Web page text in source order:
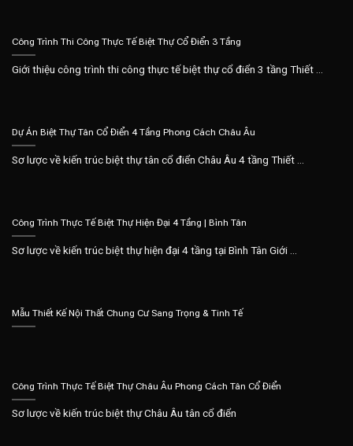
Công Trình Thi Công Thực Tế Biệt Thự Cổ Điển 3 Tầng
Giới thiệu công trình thi công thực tế biệt thự cổ điển 3 tầng Thiết ...
Dự Án Biệt Thự Tân Cổ Điển 4 Tầng Phong Cách Châu Âu
Sơ lược về kiến trúc biệt thự tân cổ điển Châu Âu 4 tầng Thiết ...
Công Trình Thực Tế Biệt Thự Hiện Đại 4 Tầng | Bình Tân
Sơ lược về kiến trúc biệt thự hiện đại 4 tầng tại Bình Tân Giới ...
Mẫu Thiết Kế Nội Thất Chung Cư Sang Trọng & Tinh Tế
Công Trình Thực Tế Biệt Thự Châu Âu Phong Cách Tân Cổ Điển
Sơ lược về kiến trúc biệt thự Châu Âu tân cổ điển